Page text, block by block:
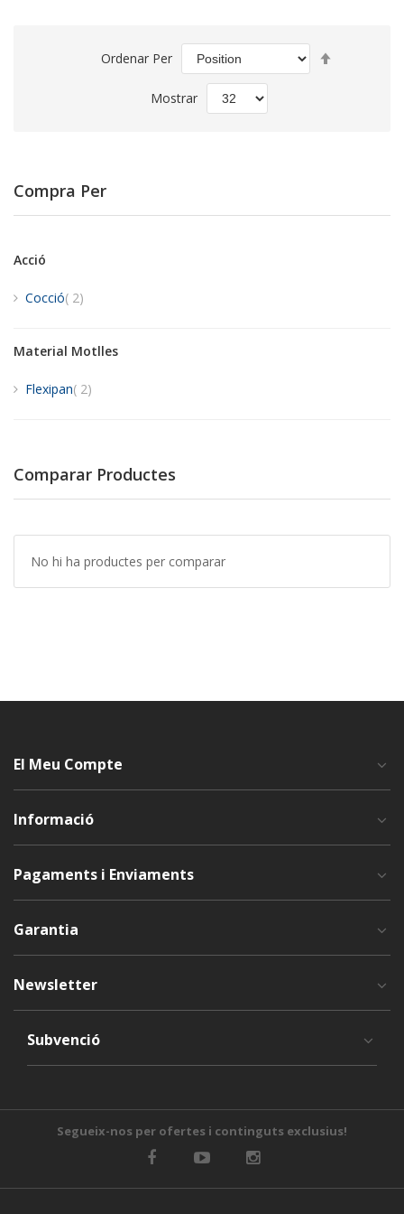
Ordenar Per
Mostrar
Compra Per
Acció
Cocció 2items
Material Motlles
Flexipan 2items
Comparar Productes
No hi ha productes per comparar
El Meu Compte
Informació
Pagaments i Enviaments
Garantia
Newsletter
Subvenció
Segueix-nos per ofertes i continguts exclusius!